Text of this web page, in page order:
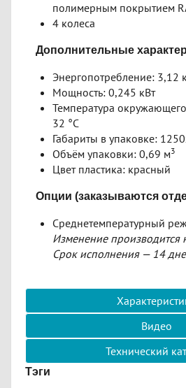
полимерным покрытием
4 колеса
Дополнительные
​Энергопотребление: 3,12
Мощность: 0,245 кВт
Температура
32 °C
Габариты в упаковке:
Объём упаковки: 0,69 м3
Цвет пластика: красный
Опции (заказываются
Среднетемпературный
Изменение производится
Срок исполнения — 14
Видео
Технический
Тэги